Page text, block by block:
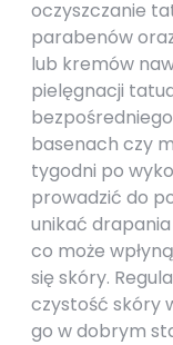
oczyszczanie
parabenów
lub kremów
pielęgnacji
basenach czy
tygodni po
prowadzić do
unikać
co może
się skóry.
czystość skóry
go w dobrym